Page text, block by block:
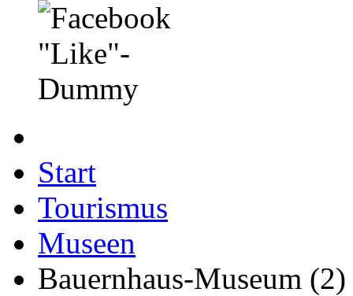
Start
Tourismus
Museen
Bauernhaus-Museum (2)